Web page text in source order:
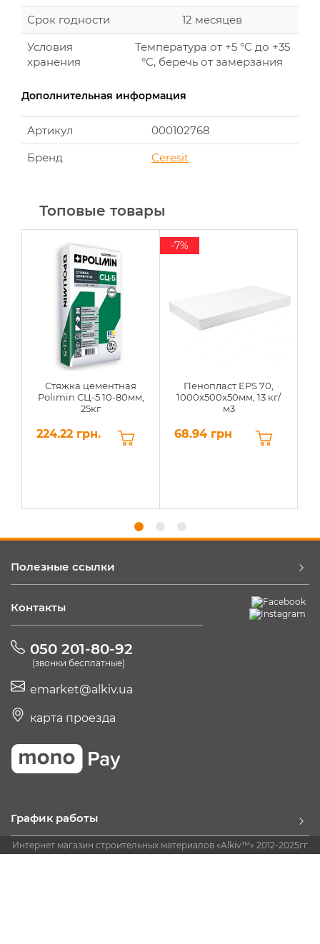
Срок годности
12 месяцев
Условия
хранения
Температура от +5 °C до +35
°C, беречь от замерзания
Дополнительная информация
Артикул
000102768
Бренд
Ceresit
Топовые товары
Стяжка цементная
Polimin СЦ-5 10-80мм,
25кг
224.22 грн.
Пенопласт EPS 70,
1000х500х50мм, 13 кг/
м3
68.94 грн
-7%
Полезные ссылки
Контакты
050 201-80-92
(звонки бесплатные)
emarket@alkiv.ua
карта проезда
График работы
Интернет магазин строительных материалов «Alkiv™» 2012-2025гг